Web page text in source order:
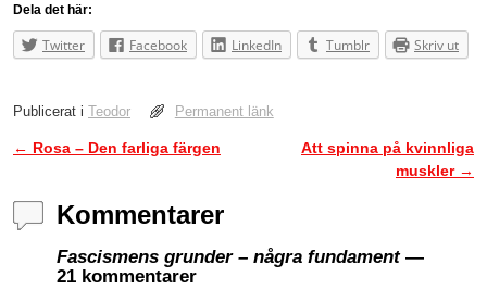
Dela det här:
Twitter Facebook LinkedIn Tumblr Skriv ut
Publicerat i Teodor Permanent länk
Inläggsnavigering
← Rosa – Den farliga färgen
Att spinna på kvinnliga
muskler →
Kommentarer
Fascismens grunder – några fundament—
21 kommentarer